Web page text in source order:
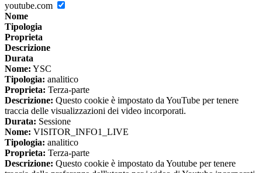
youtube.com
Nome
Tipologia
Proprieta
Descrizione
Durata
Nome: YSC
Tipologia: analitico
Proprieta: Terza-parte
Descrizione: Questo cookie è impostato da YouTube per tenere
traccia delle visualizzazioni dei video incorporati.
Durata: Sessione
Nome: VISITOR_INFO1_LIVE
Tipologia: analitico
Proprieta: Terza-parte
Descrizione: Questo cookie è impostato da Youtube per tenere